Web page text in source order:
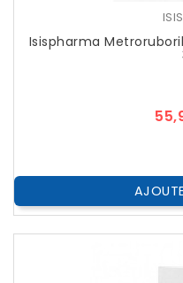
Isispharma Metroruboril A.Z - Crème Anti